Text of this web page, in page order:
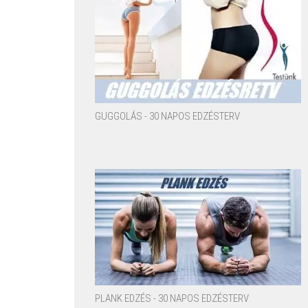
GUGGOLÁS - 30 NAPOS EDZÉSTERV
PLANK EDZÉS - 30 NAPOS EDZÉSTERV